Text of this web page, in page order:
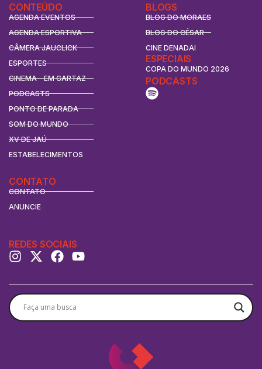
CONTEÚDO
AGENDA EVENTOS
AGENDA ESPORTIVA
CÂMERA JAUCLICK
ESPORTES
CINEMA - EM CARTAZ
PODCASTS
PONTO DE PARADA
SOM DO MUNDO
XV DE JAÚ
ESTABELECIMENTOS
BLOGS
BLOG DO MORAES
BLOG DO CÉSAR
CINE DENADAI
ESPECIAIS
COPA DO MUNDO 2026
CONTATO
CONTATO
ANUNCIE
PODCASTS
REDES SOCIAIS